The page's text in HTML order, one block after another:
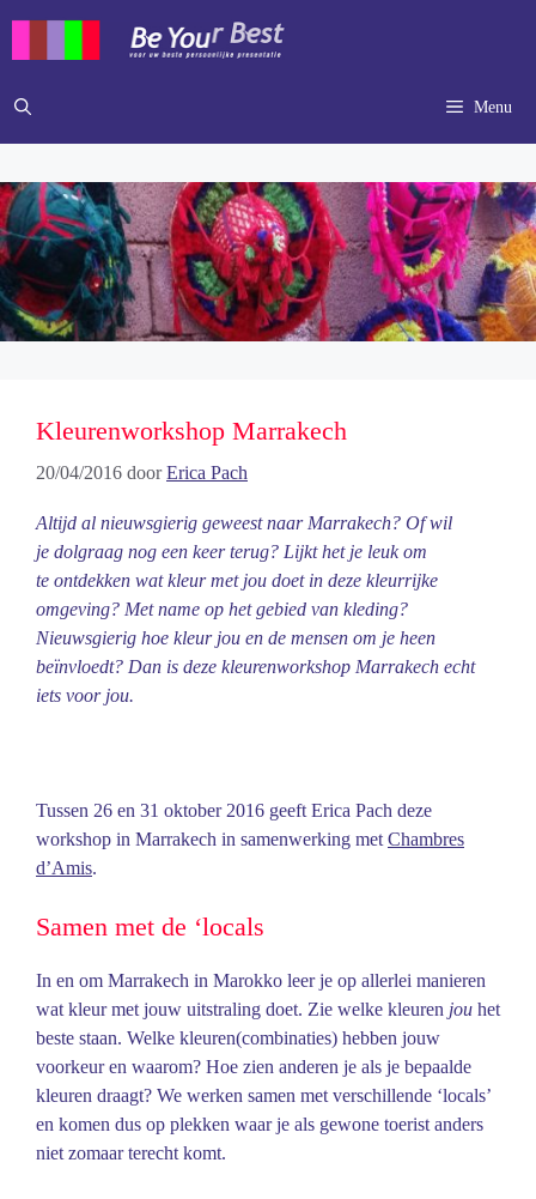
inhoud
Menu
Kleurenworkshop Marrakech
20/04/2016 doorErica Pach
Altijd al nieuwsgierig geweest naar Marrakech? Of wil
je dolgraag nog een keer terug? Lijkt het je leuk om
te ontdekken wat kleur met jou doet in deze kleurrijke
omgeving? Met name op het gebied van kleding?
Nieuwsgierig hoe kleur jou en de mensen om je heen
beïnvloedt? Dan is deze kleurenworkshop Marrakech echt
iets voor jou.
Tussen 26 en 31 oktober 2016 geeft Erica Pach deze
workshop in Marrakech in samenwerking met Chambres
d’Amis.
Samen met de ‘locals
In en om Marrakech in Marokko leer je op allerlei manieren
wat kleur met jouw uitstraling doet. Zie welke kleuren jou het
beste staan. Welke kleuren(combinaties) hebben jouw
voorkeur en waarom? Hoe zien anderen je als je bepaalde
kleuren draagt? We werken samen met verschillende ‘locals’
en komen dus op plekken waar je als gewone toerist anders
niet zomaar terecht komt.